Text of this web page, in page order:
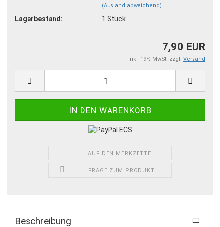
(Ausland abweichend)
Lagerbestand: 1 Stück
7,90 EUR
inkl. 19% MwSt. zzgl. Versand
AUF DEN MERKZETTEL
FRAGE ZUM PRODUKT
Beschreibung